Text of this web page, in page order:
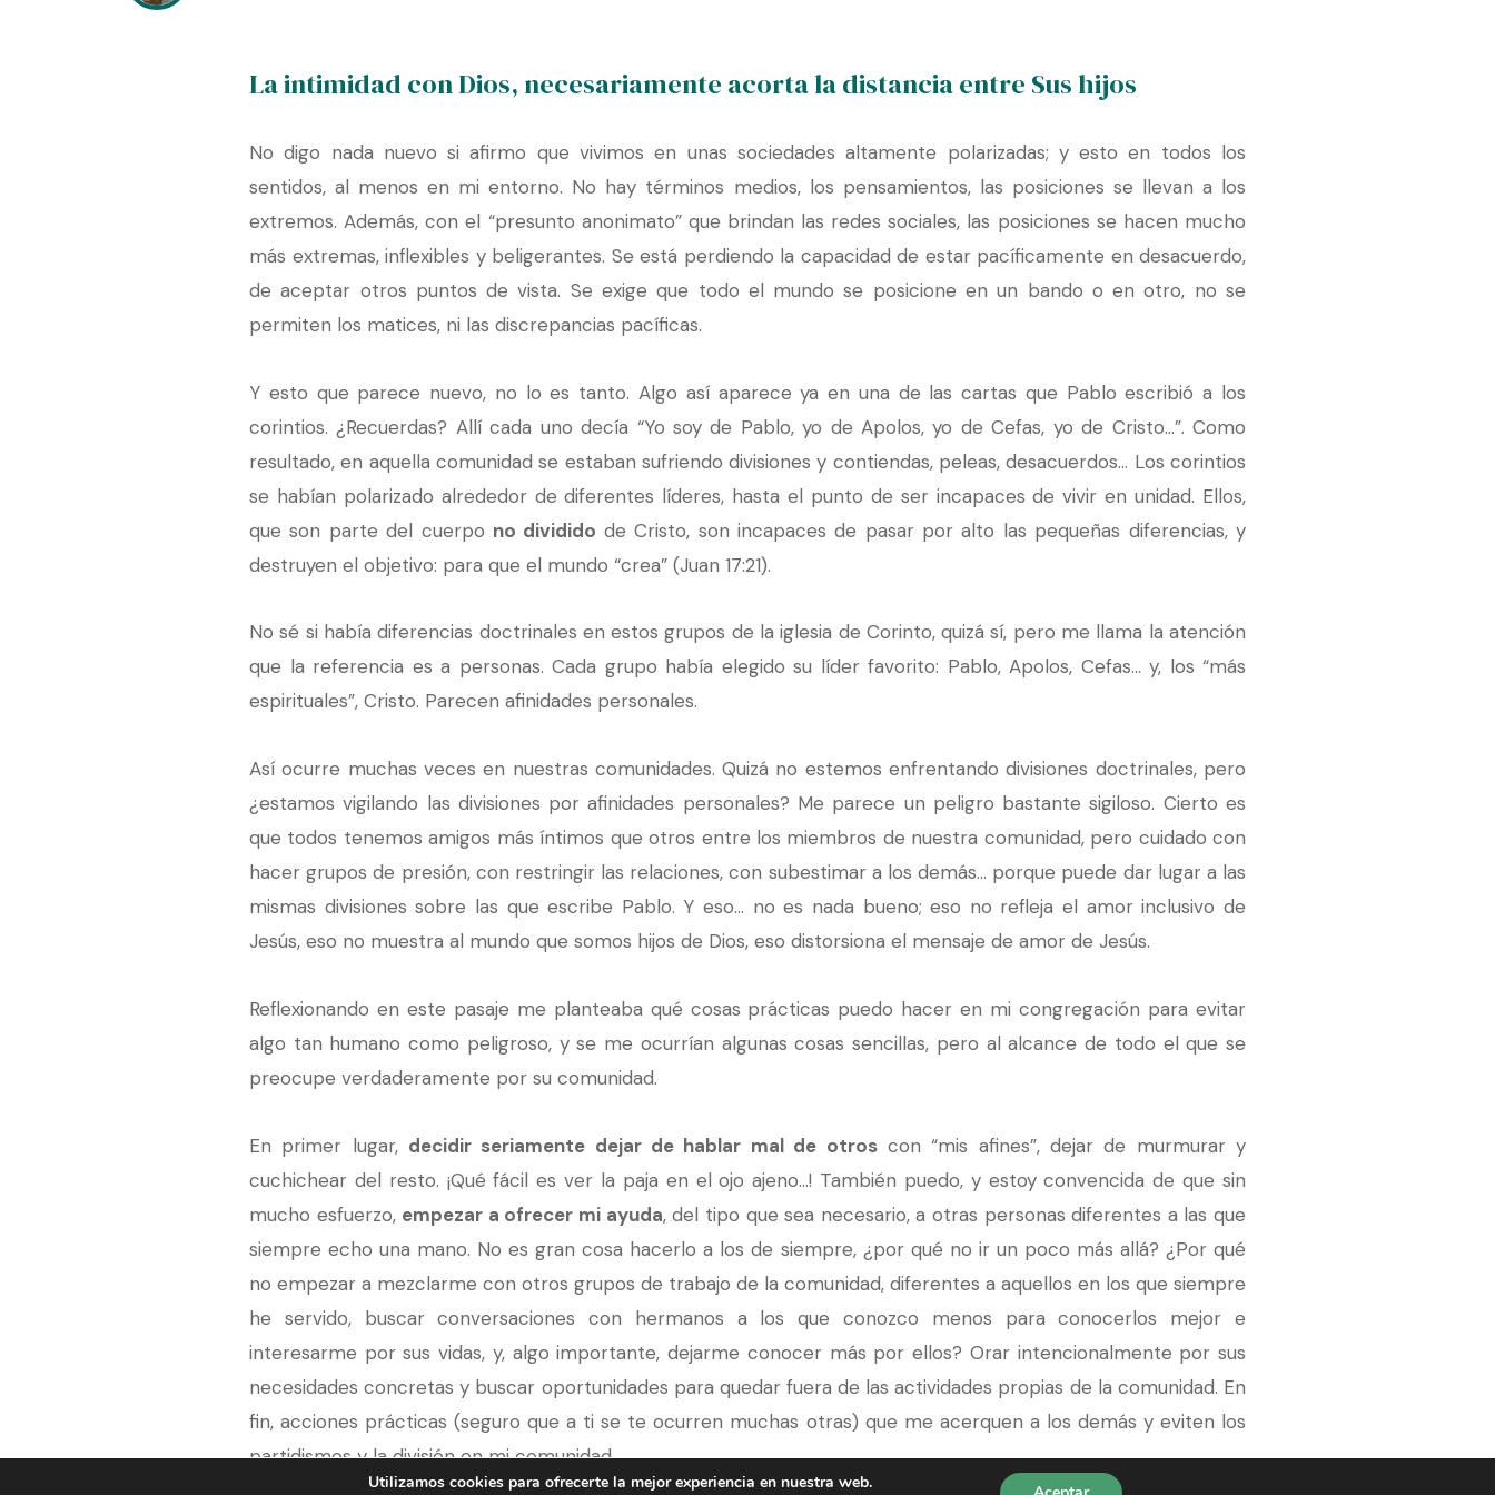
La intimidad con Dios, necesariamente acorta la distancia entre Sus hijos
No digo nada nuevo si afirmo que vivimos en unas sociedades altamente polarizadas; y esto en todos los
sentidos, al menos en mi entorno. No hay términos medios, los pensamientos, las posiciones se llevan a los
extremos. Además, con el “presunto anonimato” que brindan las redes sociales, las posiciones se hacen mucho
más extremas, inflexibles y beligerantes. Se está perdiendo la capacidad de estar pacíficamente en desacuerdo,
de aceptar otros puntos de vista. Se exige que todo el mundo se posicione en un bando o en otro, no se
permiten los matices, ni las discrepancias pacíficas.
Y esto que parece nuevo, no lo es tanto. Algo así aparece ya en una de las cartas que Pablo escribió a los
corintios. ¿Recuerdas? Allí cada uno decía “Yo soy de Pablo, yo de Apolos, yo de Cefas, yo de Cristo…”. Como
resultado, en aquella comunidad se estaban sufriendo divisiones y contiendas, peleas, desacuerdos… Los corintios
se habían polarizado alrededor de diferentes líderes, hasta el punto de ser incapaces de vivir en unidad. Ellos,
que son parte del cuerpo no dividido de Cristo, son incapaces de pasar por alto las pequeñas diferencias, y
destruyen el objetivo: para que el mundo “crea” (Juan 17:21).
No sé si había diferencias doctrinales en estos grupos de la iglesia de Corinto, quizá sí, pero me llama la atención
que la referencia es a personas. Cada grupo había elegido su líder favorito: Pablo, Apolos, Cefas… y, los “más
espirituales”, Cristo. Parecen afinidades personales.
Así ocurre muchas veces en nuestras comunidades. Quizá no estemos enfrentando divisiones doctrinales, pero
¿estamos vigilando las divisiones por afinidades personales? Me parece un peligro bastante sigiloso. Cierto es
que todos tenemos amigos más íntimos que otros entre los miembros de nuestra comunidad, pero cuidado con
hacer grupos de presión, con restringir las relaciones, con subestimar a los demás… porque puede dar lugar a las
mismas divisiones sobre las que escribe Pablo. Y eso… no es nada bueno; eso no refleja el amor inclusivo de
Jesús, eso no muestra al mundo que somos hijos de Dios, eso distorsiona el mensaje de amor de Jesús.
Reflexionando en este pasaje me planteaba qué cosas prácticas puedo hacer en mi congregación para evitar
algo tan humano como peligroso, y se me ocurrían algunas cosas sencillas, pero al alcance de todo el que se
preocupe verdaderamente por su comunidad.
En primer lugar, decidir seriamente dejar de hablar mal de otroscon “mis afines”, dejar de murmurar y
cuchichear del resto. ¡Qué fácil es ver la paja en el ojo ajeno…! También puedo, y estoy convencida de que sin
mucho esfuerzo, empezar a ofrecer mi ayuda, del tipo que sea necesario, a otras personas diferentes a las que
siempre echo una mano. No es gran cosa hacerlo a los de siempre, ¿por qué no ir un poco más allá? ¿Por qué
no empezar a mezclarme con otros grupos de trabajo de la comunidad, diferentes a aquellos en los que siempre
he servido, buscar conversaciones con hermanos a los que conozco menos para conocerlos mejor e
interesarme por sus vidas, y, algo importante, dejarme conocer más por ellos? Orar intencionalmente por sus
necesidades concretas y buscar oportunidades para quedar fuera de las actividades propias de la comunidad. En
fin, acciones prácticas (seguro que a ti se te ocurren muchas otras) que me acerquen a los demás y eviten los
partidismos y la división en mi comunidad.
Utilizamos cookies para ofrecerte la mejor experiencia en nuestra web.